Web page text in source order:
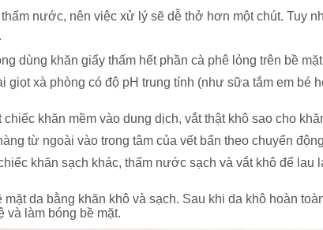
nước, nên việc xử lý sẽ dễ thở hơn một chút. Tuy
dùng khăn giấy thấm hết phần cà phê lỏng trên bề
giọt xà phòng có độ pH trung tính (như sữa tắm em
chiếc khăn mềm vào dung dịch, vắt thật khô sao cho
từ ngoài vào trong tâm của vết bẩn theo chuyển
khăn sạch khác, thấm nước sạch và vắt khô để lau
mặt da bằng khăn khô và sạch. Sau khi da khô hoàn
và làm bóng bề mặt.